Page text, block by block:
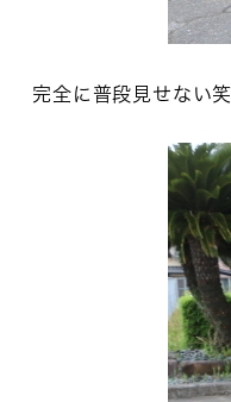
完全に普段見せない